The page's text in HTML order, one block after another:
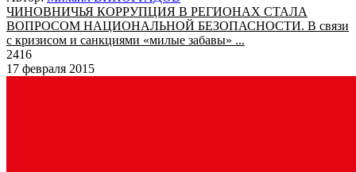
ЧИНОВНИЧЬЯ КОРРУПЦИЯ В РЕГИОНАХ СТАЛА
ВОПРОСОМ НАЦИОНАЛЬНОЙ БЕЗОПАСНОСТИ. В связи
с кризисом и санкциями «милые забавы» ...
2416
17 февраля 2015